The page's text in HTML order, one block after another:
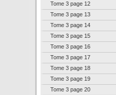
Tome 3 page 12
Tome 3 page 13
Tome 3 page 14
Tome 3 page 15
Tome 3 page 16
Tome 3 page 17
Tome 3 page 18
Tome 3 page 19
Tome 3 page 20